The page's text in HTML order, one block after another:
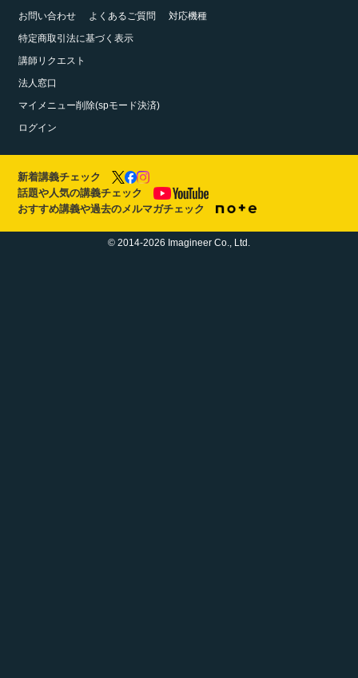
お問い合わせ
よくあるご質問
対応機種
特定商取引法に基づく表示
講師リクエスト
法人窓口
マイメニュー削除(spモード決済)
ログイン
新着講義チェック
話題や人気の講義チェック
おすすめ講義や過去のメルマガチェック
© 2014-2026 Imagineer Co., Ltd.